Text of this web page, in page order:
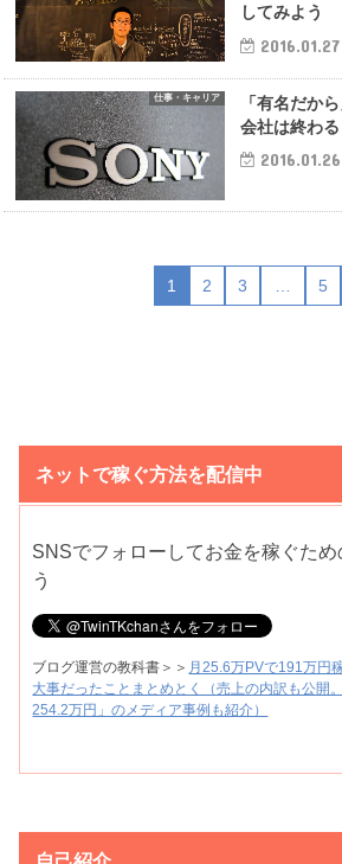
してみよう
2016.01.27
仕事・キャリア
「有名だか
会社は終わる
2016.01.26
1 2 3 5
ネットで稼ぐ方法を配信中
SNSでフォローしてお金を稼ぐた
う
ブログ運営の教科書＞＞ 月25.6万PVで191万円
大事だったことまとめとく（売上の内訳も公開
254.2万円」のメディア事例も紹介）